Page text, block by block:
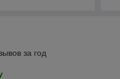
за год